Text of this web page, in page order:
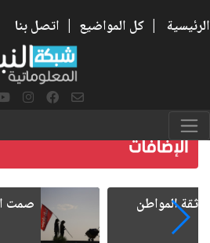
الرئيسية | كل المواضيع | اتصل بنا
صمت الطريق بعد الأربعين